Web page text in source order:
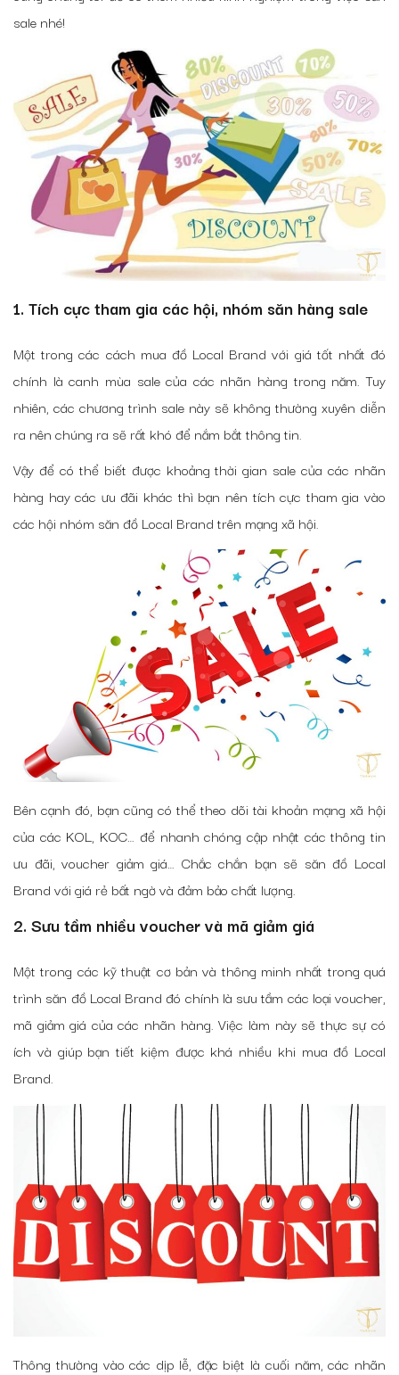
sale nhé!
1. Tích cực tham gia các hội, nhóm săn hàng sale
Một trong các cách mua đồ Local Brand với giá tốt nhất đó
chính là canh mùa sale của các nhãn hàng trong năm. Tuy
nhiên, các chương trình sale này sẽ không thường xuyên diễn
ra nên chúng ra sẽ rất khó để nắm bắt thông tin.
Vậy để có thể biết được khoảng thời gian sale của các nhãn
hàng hay các ưu đãi khác thì bạn nên tích cực tham gia vào
các hội nhóm săn đồ Local Brand trên mạng xã hội.
Bên cạnh đó, bạn cũng có thể theo dõi tài khoản mạng xã hội
của các KOL, KOC… để nhanh chóng cập nhật các thông tin
ưu đãi, voucher giảm giá… Chắc chắn bạn sẽ săn đồ Local
Brand với giá rẻ bất ngờ và đảm bảo chất lượng.
2. Sưu tầm nhiều voucher và mã giảm giá
Một trong các kỹ thuật cơ bản và thông minh nhất trong quá
trình săn đồ Local Brand đó chính là sưu tầm các loại voucher,
mã giảm giá của các nhãn hàng. Việc làm này sẽ thực sự có
ích và giúp bạn tiết kiệm được khá nhiều khi mua đồ Local
Brand.
Thông thường vào các dịp lễ, đặc biệt là cuối năm, các nhãn